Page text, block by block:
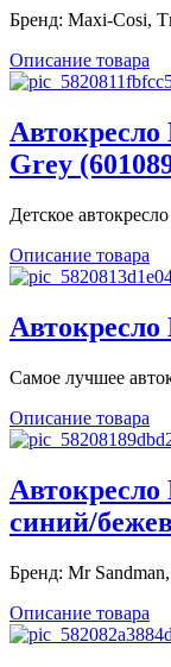
Бренд: Maxi-Cosi,
Описание товара
Grey
Детское
Описание товара
Автокресло
Самое лучшее
Описание товара
синий/
Бренд: Mr
Описание товара